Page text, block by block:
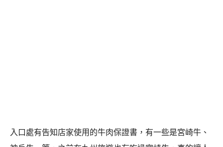
入口處有告知店家使用的牛肉保證書，有一些是宮崎牛、